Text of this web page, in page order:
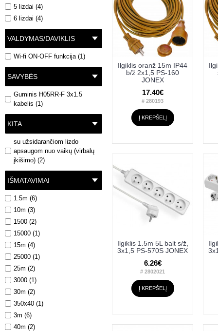
5 lizdai (4)
6 lizdai (4)
VALDYMAS/DAVIKLIS
Wi-fi ON-OFF funkcija (1)
SAVYBĖS
Guminis H05RR-F 3x1.5
kabelis (1)
KITA
su užsidarančiom lizdo
apsaugom nuo vaikų (virbalų
įkišimo) (2)
IŠMATAVIMAI
1.5m (6)
10m (3)
1500 (2)
15000 (1)
15m (4)
25000 (1)
25m (2)
3000 (1)
30m (2)
350x40 (1)
3m (6)
40m (2)
Ilgiklis oranž 15m IP44
b/ž 2x1,5 PS-160
JONEX
17.40€
# 280193
Į KREPŠELĮ
Ilgiklis 1.5m 5L balt s/ž,
3x1,5 PS-570S JONEX
6.26€
# 2802021
Į KREPŠELĮ